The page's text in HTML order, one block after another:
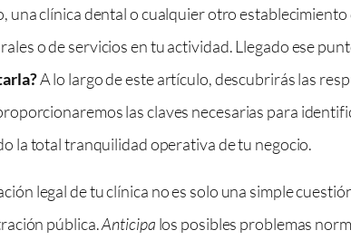
una clínica dental o cualquier otro
o de servicios en tu actividad. Llegado ese
A lo largo de este artículo, descubrirás las
las claves necesarias para
la total tranquilidad operativa de tu negocio.
legal de tu clínica no es solo una simple
pública.Anticipa los posibles problemas